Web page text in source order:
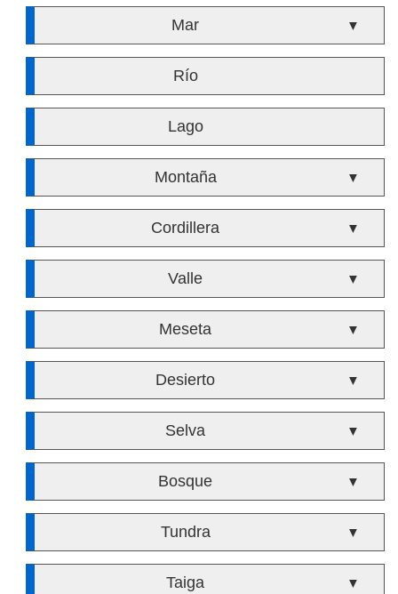
Mar ▼
Río
Lago
Montaña ▼
Cordillera ▼
Valle ▼
Meseta ▼
Desierto ▼
Selva ▼
Bosque ▼
Tundra ▼
Taiga ▼